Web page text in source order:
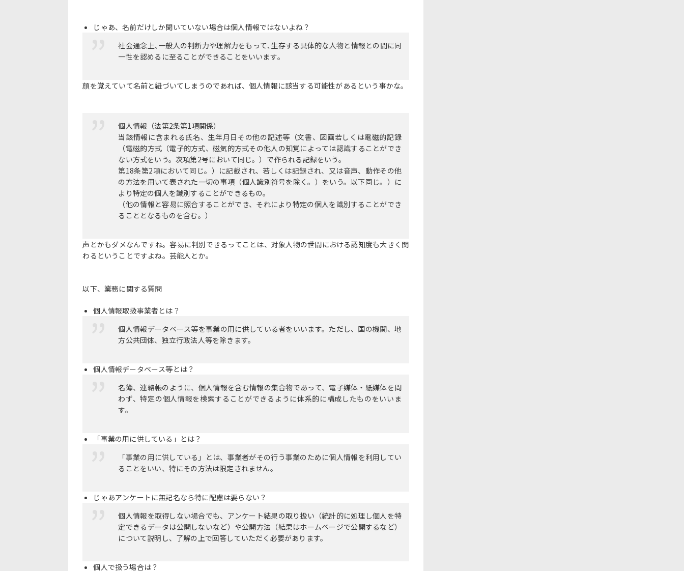
じゃあ、名前だけしか聞いていない場合は個人情報ではないよね？
社会通念上､一般人の判断力や理解力をもって､生存する具体的な人物と情報との間に同
一性を認めるに至ることができることをいいます｡
顔を覚えていて名前と紐づいてしまうのであれば、個人情報に該当する可能性があるという事かな。
個人情報（法第2条第1項関係）
当該情報に含まれる氏名、生年月日その他の記述等（文書、図画若しくは電磁的記録
（電磁的方式（電子的方式、磁気的方式その他人の知覚によっては認識することができ
ない方式をいう。次項第2号において同じ。）で作られる記録をいう。
第18条第2項において同じ。）に記載され、若しくは記録され、又は音声、動作その他
の方法を用いて表された一切の事項（個人識別符号を除く。）をいう。以下同じ。）に
より特定の個人を識別することができるもの。
（他の情報と容易に照合することができ、それにより特定の個人を識別することができ
ることとなるものを含む。）
声とかもダメなんですね。容易に判別できるってことは、対象人物の世間における認知度も大きく関
わるということですよね。芸能人とか。
以下、業務に関する質問
個人情報取扱事業者とは？
個人情報データベース等を事業の用に供している者をいいます。ただし、国の機関、地
方公共団体、独立行政法人等を除きます。
個人情報データベース等とは？
名簿、連絡帳のように、個人情報を含む情報の集合物であって、電子媒体・紙媒体を問
わず、特定の個人情報を検索することができるように体系的に構成したものをいいま
す。
「事業の用に供している」とは？
「事業の用に供している」とは、事業者がその行う事業のために個人情報を利用してい
ることをいい、特にその方法は限定されません。
じゃあアンケートに無記名なら特に配慮は要らない？
個人情報を取得しない場合でも、アンケート結果の取り扱い（統計的に処理し個人を特
定できるデータは公開しないなど）や公開方法（結果はホームページで公開するなど）
について説明し、了解の上で回答していただく必要があります。
個人で扱う場合は？